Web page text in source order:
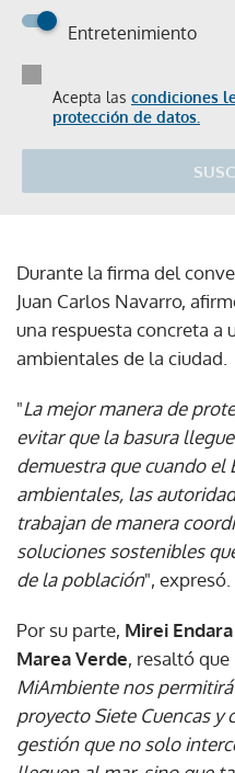
Entretenimiento
Acepta las condiciones
protección de datos.
Durante la firma del
Juan Carlos Navarro,
una respuesta concreta a
ambientales de la ciudad.
"La mejor manera de
evitar que la basura
demuestra que cuando el
ambientales, las
trabajan de manera
soluciones sostenibles
de la población", expresó.
Por su parte, Mirei
Marea Verde, resaltó que
MiAmbiente nos
proyecto Siete Cuencas
gestión que no solo